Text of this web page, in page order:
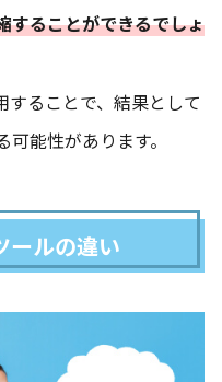
することができるでしょ
ることで、結果として
能性があります。
ールの違い